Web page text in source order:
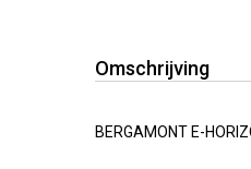
Omschrijving
BERGAMONT E-